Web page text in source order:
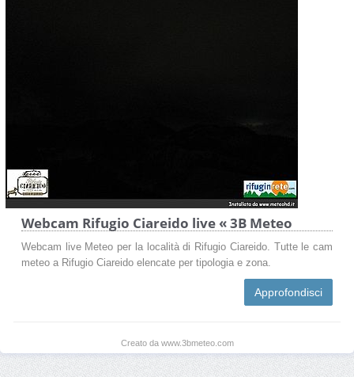
Webcam Rifugio Ciareido live « 3B Meteo
Webcam live Meteo per la località di Rifugio Ciareido. Tutte le cam
meteo a Rifugio Ciareido elencate per tipologia e zona.
Approfondisci
Creato da www.3bmeteo.com